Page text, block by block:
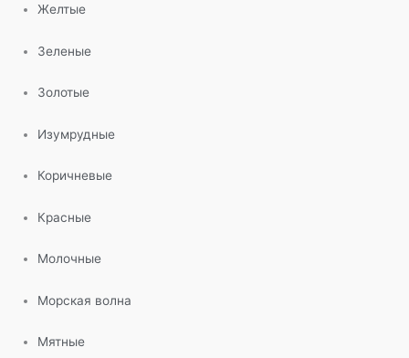
Желтые
Зеленые
Золотые
Изумрудные
Коричневые
Красные
Молочные
Морская волна
Мятные